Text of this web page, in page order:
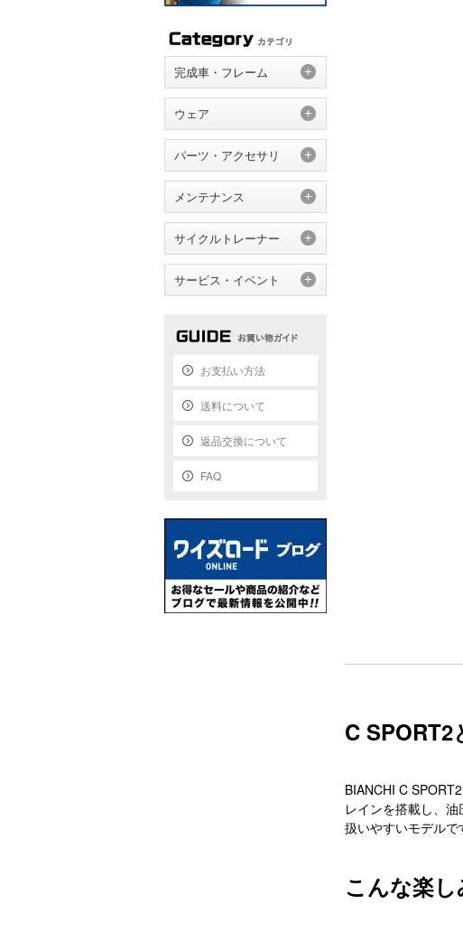
C SPORT2
BIANCHI C
レインを搭載し、
扱いやすいモデルで
こんな楽
完成車・フレーム
ウェア
パーツ・アクセサリ
メンテナンス
サイクルトレーナー
サービス・イベント
お支払い方法
送料について
返品交換について
FAQ